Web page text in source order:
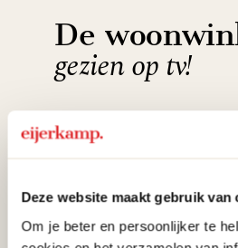
Deze website maakt gebruik van
Om je beter en persoonlijker te
De
gezien op tv!
'Weer verliefd op je
slaap- en
samengesteld met de